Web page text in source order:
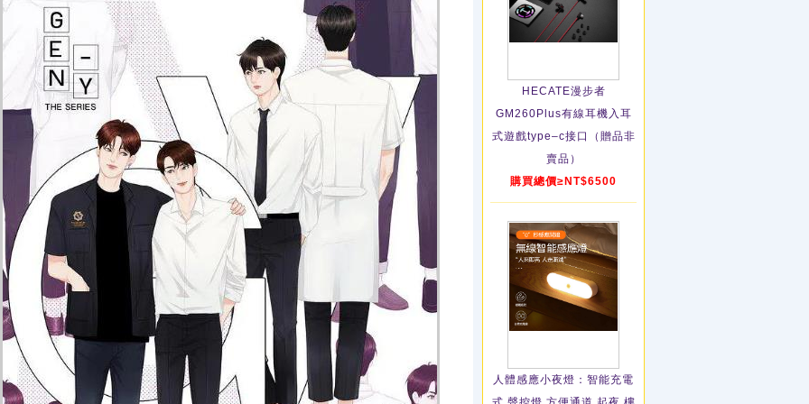
HECATE漫步者
GM260Plus有線耳機入耳
式遊戲type–c接口（贈品非
賣品）
購買總價≥NT$6500
人體感應小夜燈：智能充電